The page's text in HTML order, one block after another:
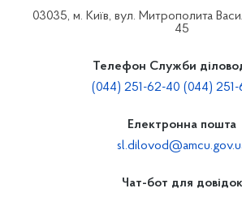
03035, м. Київ, вул. Митрополита
45
Телефон Служби
(044) 251-62-40 (044)
Електронна пошта
Чат-бот для довідок